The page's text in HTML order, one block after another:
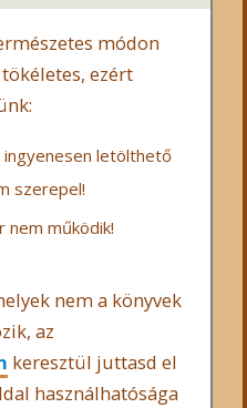
módon
ezért
ingyenesen letölthető
szerepel!
nem működik!
nem a könyvek
az
keresztül juttasd el
használhatósága